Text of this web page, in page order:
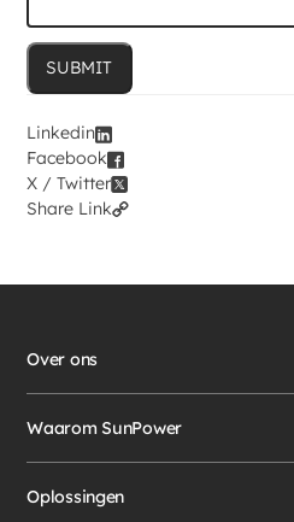
Linkedin
Facebook
X / Twitter
Share Link
Over ons
Waarom SunPower
Oplossingen